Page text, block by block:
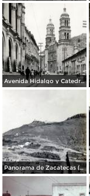
Avenida Hidalgo y Catedral de Zacatecas
Panorama de Zacatecas ( 1909 ).